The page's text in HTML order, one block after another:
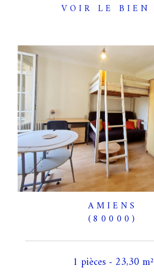
VOIR LE BIEN
AMIENS
(80000)
1 pièces - 23,30 m²